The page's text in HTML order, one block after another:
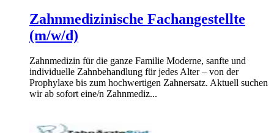
Zahnmedizinische Fachangestellte
(m/w/d)
Zahnmedizin für die ganze Familie Moderne, sanfte und
individuelle Zahnbehandlung für jedes Alter – von der
Prophylaxe bis zum hochwertigen Zahnersatz. Aktuell suchen
wir ab sofort eine/n Zahnmediz...